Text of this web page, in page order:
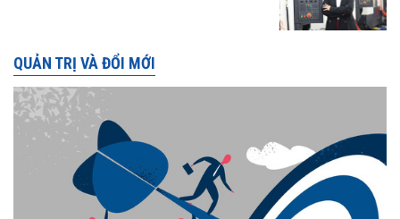
QUẢN TRỊ VÀ ĐỔI MỚI